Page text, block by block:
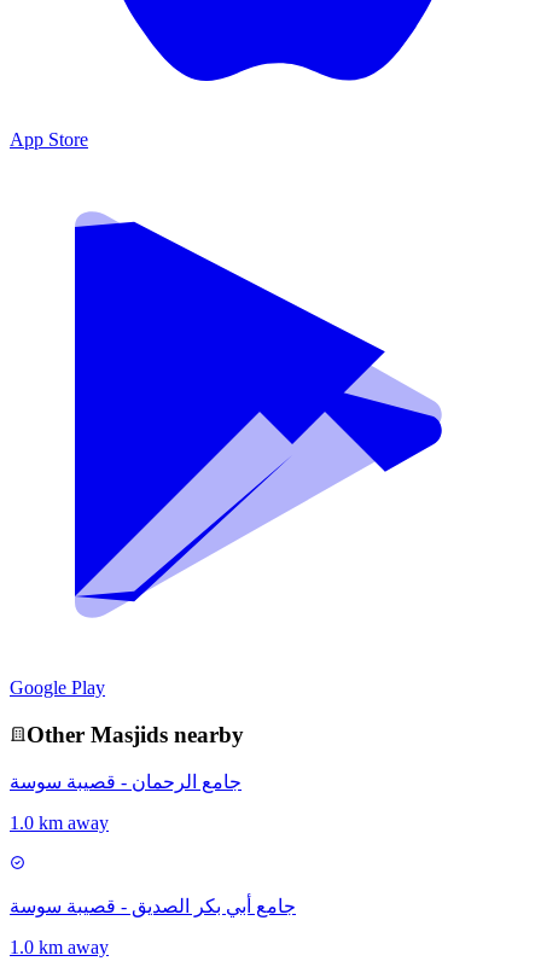
App Store
Google Play
Other Masjids nearby
جامع الرحمان - قصيبة سوسة
1.0 km away
جامع أبي بكر الصديق - قصيبة سوسة
1.0 km away